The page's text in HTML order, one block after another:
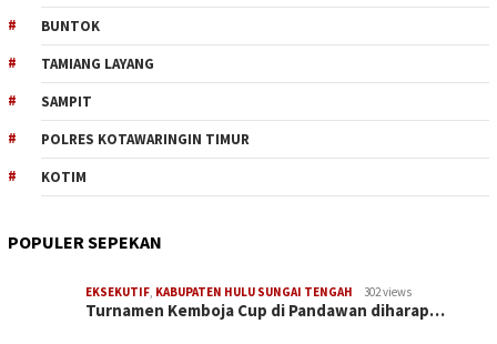
BUNTOK
TAMIANG LAYANG
SAMPIT
POLRES KOTAWARINGIN TIMUR
KOTIM
POPULER SEPEKAN
EKSEKUTIF, KABUPATEN HULU SUNGAI TENGAH 302 views
Turnamen Kemboja Cup di Pandawan diharap…